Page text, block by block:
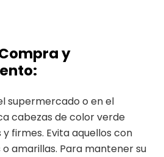
y
supermercado o en el
cabezas de color verde
firmes. Evita aquellos con
amarillas. Para mantener su